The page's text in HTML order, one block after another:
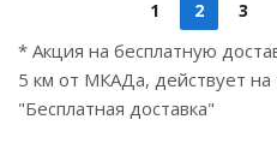
1 2 3
* Акция на бесплатную
5 км от МКАДа, действует
"Бесплатная доставка"